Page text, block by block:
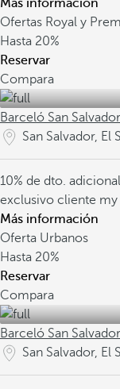
Más información
Ofertas Royal y
Hasta 20%
Reservar
Compara
Barceló San Salvador
San Salvador, El
10% de dto.
exclusivo cliente
Más información
Oferta Urbanos
Hasta 20%
Reservar
Compara
Barceló San Salvador
San Salvador, El